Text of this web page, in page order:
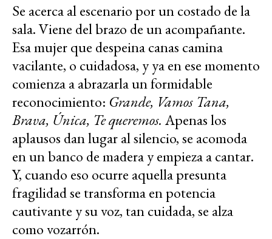
Se acerca al escenario por un costado de la
sala. Viene del brazo de un acompañante.
Esa mujer que despeina canas camina
vacilante, o cuidadosa, y ya en ese momento
comienza a abrazarla un formidable
reconocimiento: Grande, Vamos Tana,
Brava, Única, Te queremos. Apenas los
aplausos dan lugar al silencio, se acomoda
en un banco de madera y empieza a cantar.
Y, cuando eso ocurre aquella presunta
fragilidad se transforma en potencia
cautivante y su voz, tan cuidada, se alza
como vozarrón.